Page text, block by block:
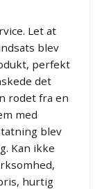
Let at
blev
perfekt
det
rodet fra en
med
blev
Kan ikke
hurtig